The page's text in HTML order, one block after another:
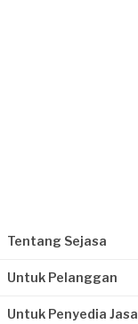
Tentang Sejasa
Untuk Pelanggan
Untuk Penyedia Jasa